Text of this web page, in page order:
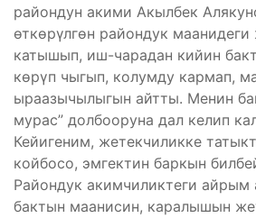
райондун акими Акылбек
өткөрүлгөн райондук
катышып, иш-чарадан кийин
көрүп чыгып, колумду кармап,
ыраазычылыгын айтты. Менин
мурас” долбооруна дал келип
Кейигеним, жетекчиликке
койбосо, эмгектин баркын
Райондук акимчиликтеги айрым
бактын маанисин, каралышын